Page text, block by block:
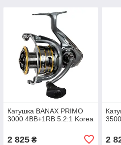
Катушка BANAX PRIMO
3000 4BB+1RB 5.2:1 Korea
2 825₴ 2